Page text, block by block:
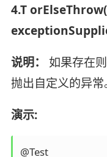
4.T
说明：
如果存在
抛出自定义的异常
演示:
@Test